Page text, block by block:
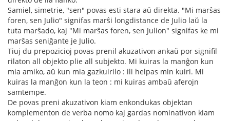
Samiel, simetrie, "sen" povas esti stara aŭ direkta. "Mi marŝas
foren, sen Julio" signifas marŝi longdistance de Julio laŭ la
tuta marŝado, kaj "Mi marŝas foren, sen Julion" signifas ke mi
marŝas seniĝante je Julio.
Tiuj du prepozicioj povas prenil akuzativon ankaŭ por signifil
rilaton all objekto plie all subjekto. Mi kuiras la manĝon kun
mia amiko, aŭ kun mia gazkuirilo : ili helpas min kuiri. Mi
kuiras la manĝon kun la teon : mi kuiras ambaŭ aferojn
samtempe.
De povas preni akuzativon kiam enkondukas objektan
komplementon de verba nomo kaj gardas nominativon kiam